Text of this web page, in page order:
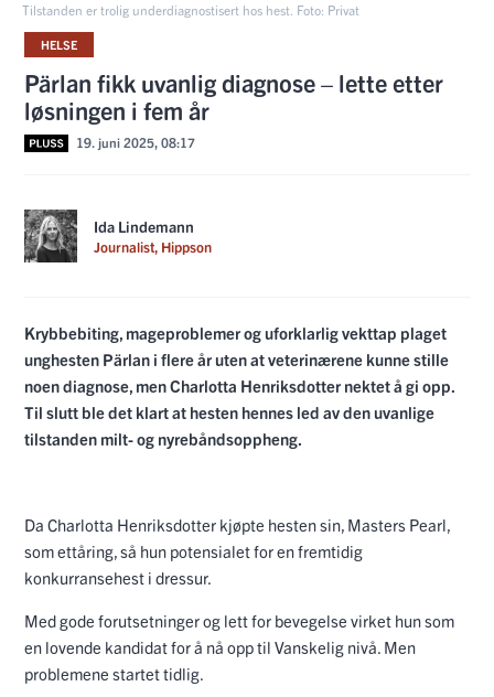
Tilstanden er trolig underdiagnostisert hos hest. Foto: Privat
HELSE
Pärlan fikk uvanlig diagnose – lette etter
løsningen i fem år
19. juni 2025, 08:17
Ida Lindemann
Journalist, Hippson
Krybbebiting, mageproblemer og uforklarlig vekttap plaget
unghesten Pärlan i flere år uten at veterinærene kunne stille
noen diagnose, men Charlotta Henriksdotter nektet å gi opp.
Til slutt ble det klart at hesten hennes led av den uvanlige
tilstanden milt- og nyrebåndsoppheng.
Da Charlotta Henriksdotter kjøpte hesten sin, Masters Pearl,
som ettåring, så hun potensialet for en fremtidig
konkurransehest i dressur.
Med gode forutsetninger og lett for bevegelse virket hun som
en lovende kandidat for å nå opp til Vanskelig nivå. Men
problemene startet tidlig.